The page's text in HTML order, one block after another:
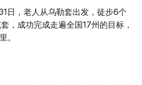
日，老人从乌勒套出发，徒步6个
，成功完成走遍全国17州的目标，
。